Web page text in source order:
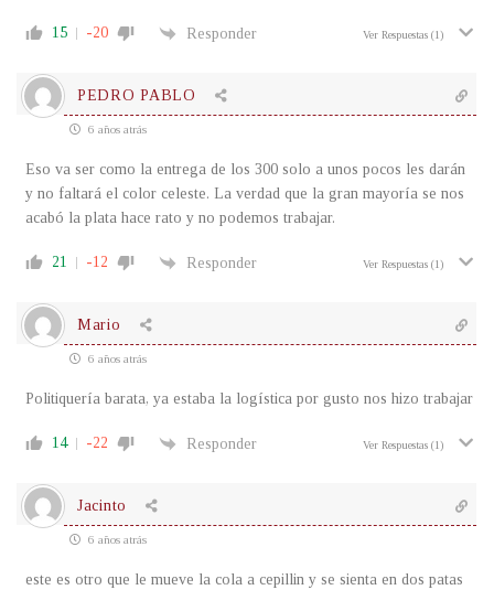
15 -20 Responder Ver Respuestas (1)
PEDRO PABLO
6 años atrás
Eso va ser como la entrega de los 300 solo a unos pocos les darán
y no faltará el color celeste. La verdad que la gran mayoría se nos
acabó la plata hace rato y no podemos trabajar.
21 -12 Responder Ver Respuestas (1)
Mario
6 años atrás
Politiquería barata, ya estaba la logística por gusto nos hizo trabajar
14 -22 Responder Ver Respuestas (1)
Jacinto
6 años atrás
este es otro que le mueve la cola a cepillin y se sienta en dos patas